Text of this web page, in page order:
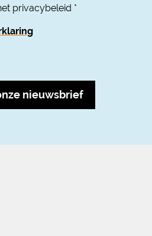
privacybeleid *
nieuwsbrief